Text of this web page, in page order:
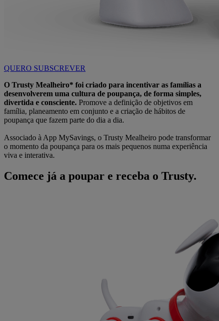
QUERO SUBSCREVER
O Trusty Mealheiro* foi criado para incentivar as famílias a
desenvolverem uma cultura de poupança, de forma simples,
divertida e consciente. Promove a definição de objetivos em
família, planeamento em conjunto e a criação de hábitos de
poupança que fazem parte do dia a dia.
Associado à App MySavings, o Trusty Mealheiro pode transformar
o momento da poupança para os mais pequenos numa experiência
viva e interativa.
Comece já a poupar e receba o Trusty.